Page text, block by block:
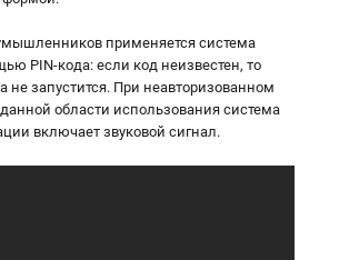
применяется система
PIN-кода: если код неизвестен, то
не запустится. При неавторизованном
области использования система
включает звуковой сигнал.